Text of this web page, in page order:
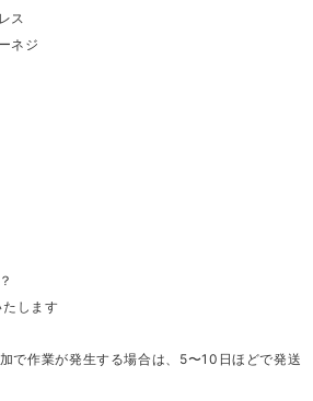
ス
ネジ
します
で作業が発生する場合は、5〜10日ほどで発送